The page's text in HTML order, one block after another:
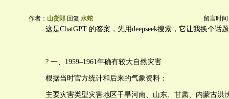
作者： 山货郎 回复 水蛇 留言时间
这是ChatGPT 的答案，先用deepseek搜索，它让我换个话
? 一、1959–1961年确有较大自然灾害
根据当时官方统计和后来的气象资料：
主要灾害类型灾害地区干旱河南、山东、甘肃、内蒙古洪